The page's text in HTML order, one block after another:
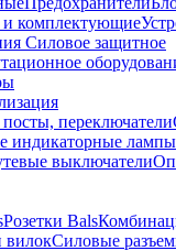
и комплектующие
Силовое защитное
переключатели
индикаторные
выключатели
Розетки Bals
вилокСиловые